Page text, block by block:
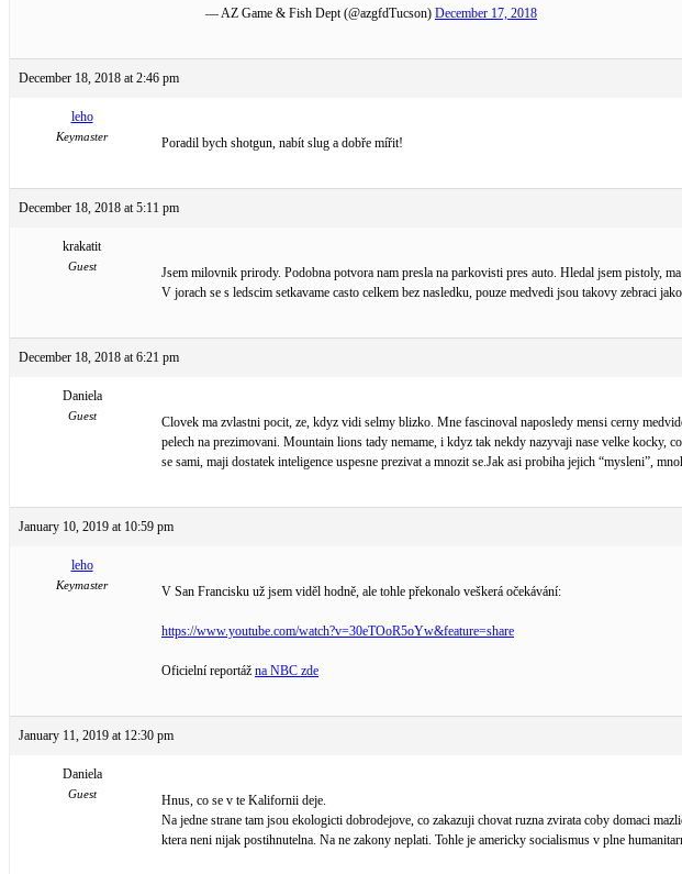
— AZ Game & Fish Dept (@azgfdTucson) December 17, 2018
December 18, 2018 at 2:46 pm
leho
Keymaster Poradil bych shotgun, nabít slug a dobře mířit!
December 18, 2018 at 5:11 pm
krakatit
Guest
Jsem milovnik prirody. Podobna potvora nam presla na parkovisti pres auto. Hledal jsem pistoly,
V jorach se s ledscim setkavame casto celkem bez nasledku, pouze medvedi jsou takovy zebraci
December 18, 2018 at 6:21 pm
Daniela
Guest
Clovek ma zvlastni pocit, ze, kdyz vidi selmy blizko. Mne fascinoval naposledy mensi cerny
pelech na prezimovani. Mountain lions tady nemame, i kdyz tak nekdy nazyvaji nase velke kocky,
se sami, maji dostatek inteligence uspesne prezivat a mnozit se.Jak asi probiha jejich “mysleni”,
January 10, 2019 at 10:59 pm
leho
Keymaster V San Francisku už jsem viděl hodně, ale tohle překonalo veškerá očekávání:
https://www.youtube.com/watch?v=30eTOoR5oYw&feature=share
Oficielní reportáž na NBC zde
January 11, 2019 at 12:30 pm
Daniela
Guest
Hnus, co se v te Kalifornii deje.
Na jedne strane tam jsou ekologicti dobrodejove, co zakazuji chovat ruzna zvirata coby domaci
ktera neni nijak postihnutelna. Na ne zakony neplati. Tohle je americky socialismus v plne